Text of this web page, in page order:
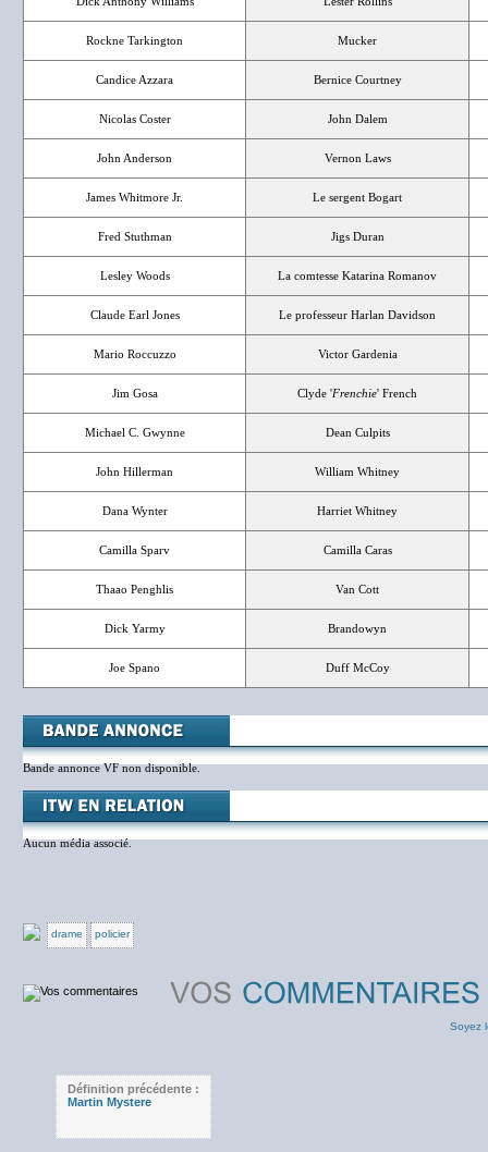
Rockne Tarkington Mucker
Candice Azzara Bernice Courtney
Nicolas Coster John Dalem
John Anderson Vernon Laws
James Whitmore Jr. Le sergent Bogart
Fred Stuthman Jigs Duran
Lesley Woods La comtesse Katarina Romanov
Claude Earl Jones Le professeur Harlan Davidson
Mario Roccuzzo Victor Gardenia
Jim Gosa Clyde 'Frenchie' French
Michael C. Gwynne Dean Culpits
John Hillerman William Whitney
Dana Wynter Harriet Whitney
Camilla Sparv Camilla Caras
Thaao Penghlis Van Cott
Dick Yarmy Brandowyn
Joe Spano Duff McCoy
Bande annonce VF non disponible.
Aucun média associé.
drame policier
Soyez
Définition précédente :
Martin Mystere